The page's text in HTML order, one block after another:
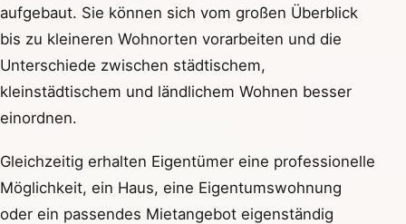
aufgebaut. Sie können sich vom großen Überblick
bis zu kleineren Wohnorten vorarbeiten und die
Unterschiede zwischen städtischem,
kleinstädtischem und ländlichem Wohnen besser
einordnen.
Gleichzeitig erhalten Eigentümer eine professionelle
Möglichkeit, ein Haus, eine Eigentumswohnung
oder ein passendes Mietangebot eigenständig